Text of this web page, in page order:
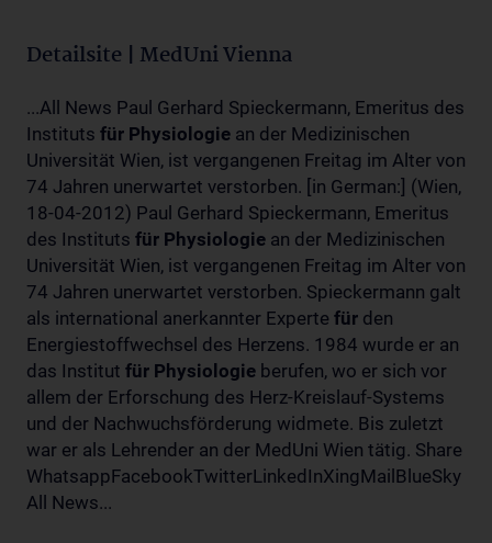
Detailsite | MedUni Vienna
...All News Paul Gerhard Spieckermann, Emeritus des
Instituts für Physiologie an der Medizinischen
Universität Wien, ist vergangenen Freitag im Alter von
74 Jahren unerwartet verstorben. [in German:] (Wien,
18-04-2012) Paul Gerhard Spieckermann, Emeritus
des Instituts für Physiologie an der Medizinischen
Universität Wien, ist vergangenen Freitag im Alter von
74 Jahren unerwartet verstorben. Spieckermann galt
als international anerkannter Experte für den
Energiestoffwechsel des Herzens. 1984 wurde er an
das Institut für Physiologie berufen, wo er sich vor
allem der Erforschung des Herz-Kreislauf-Systems
und der Nachwuchsförderung widmete. Bis zuletzt
war er als Lehrender an der MedUni Wien tätig. Share
WhatsappFacebookTwitterLinkedInXingMailBlueSky
All News...